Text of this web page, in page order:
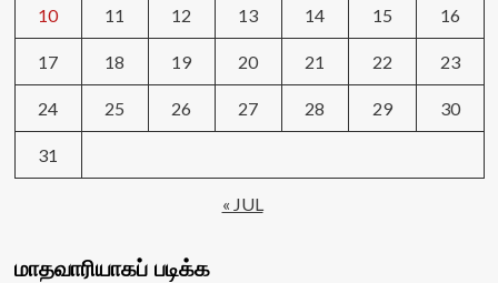
10 11 12 13 14 15 16
17 18 19 20 21 22 23
24 25 26 27 28 29 30
31
« JUL
மாதவாரியாகப் படிக்க